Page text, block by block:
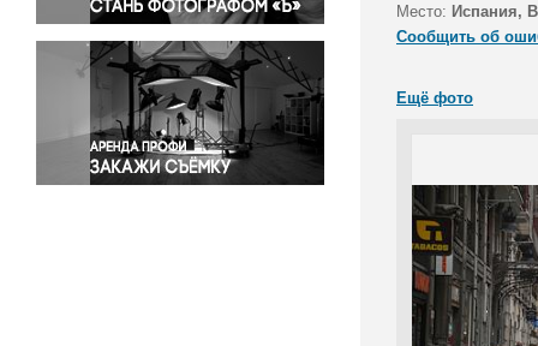
Религия
Светская жизнь
Спорт
Экология
Экономика и бизнес
Место: Испания,
Сообщить об
Ещё фото